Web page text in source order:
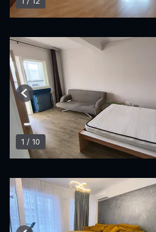
1 / 10
Previous